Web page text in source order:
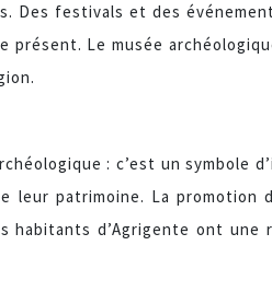
Des festivals et des
Le musée
: c’est un symbole
leur patrimoine. La promotion
habitants d’Agrigente ont une